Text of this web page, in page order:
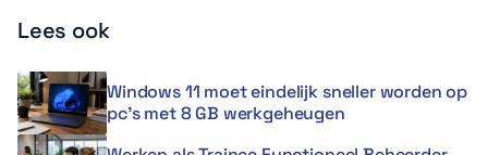
Lees ook
Windows 11 moet eindelijk sneller worden op
pc’s met 8 GB werkgeheugen